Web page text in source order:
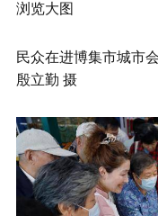
浏览大图
民众在进博集市城市
殷立勤 摄